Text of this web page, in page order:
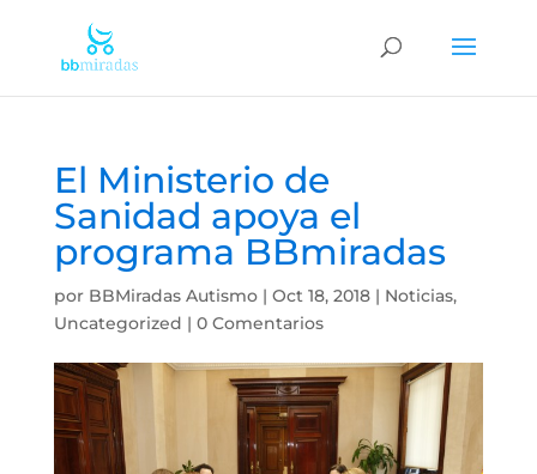
El Ministerio de
Sanidad apoya el
programa BBmiradas
por BBMiradas Autismo| Oct 18, 2018| Noticias,
Uncategorized | 0 Comentarios